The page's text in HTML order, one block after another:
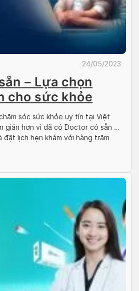
24/05/2023
– Lựa chọn
cho sức khỏe
sóc sức khỏe uy tín tại Việt
giản hơn vì đã có Doctor có sẵn –
đặt lịch hẹn khám với hàng trăm
và bác sĩ đáng tin cậy. Dễ dàng